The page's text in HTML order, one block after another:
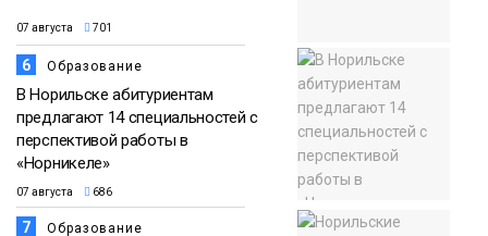
07 августа 701
6 Образование
В Норильске абитуриентам
предлагают 14 специальностей с
перспективой работы в
«Норникеле»
07 августа 686
7 Образование